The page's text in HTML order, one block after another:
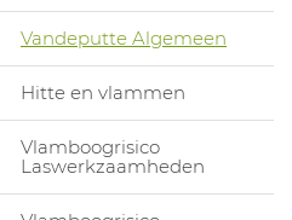
Vandeputte Algemeen
Hitte en vlammen
Vlamboogrisico
Laswerkzaamheden